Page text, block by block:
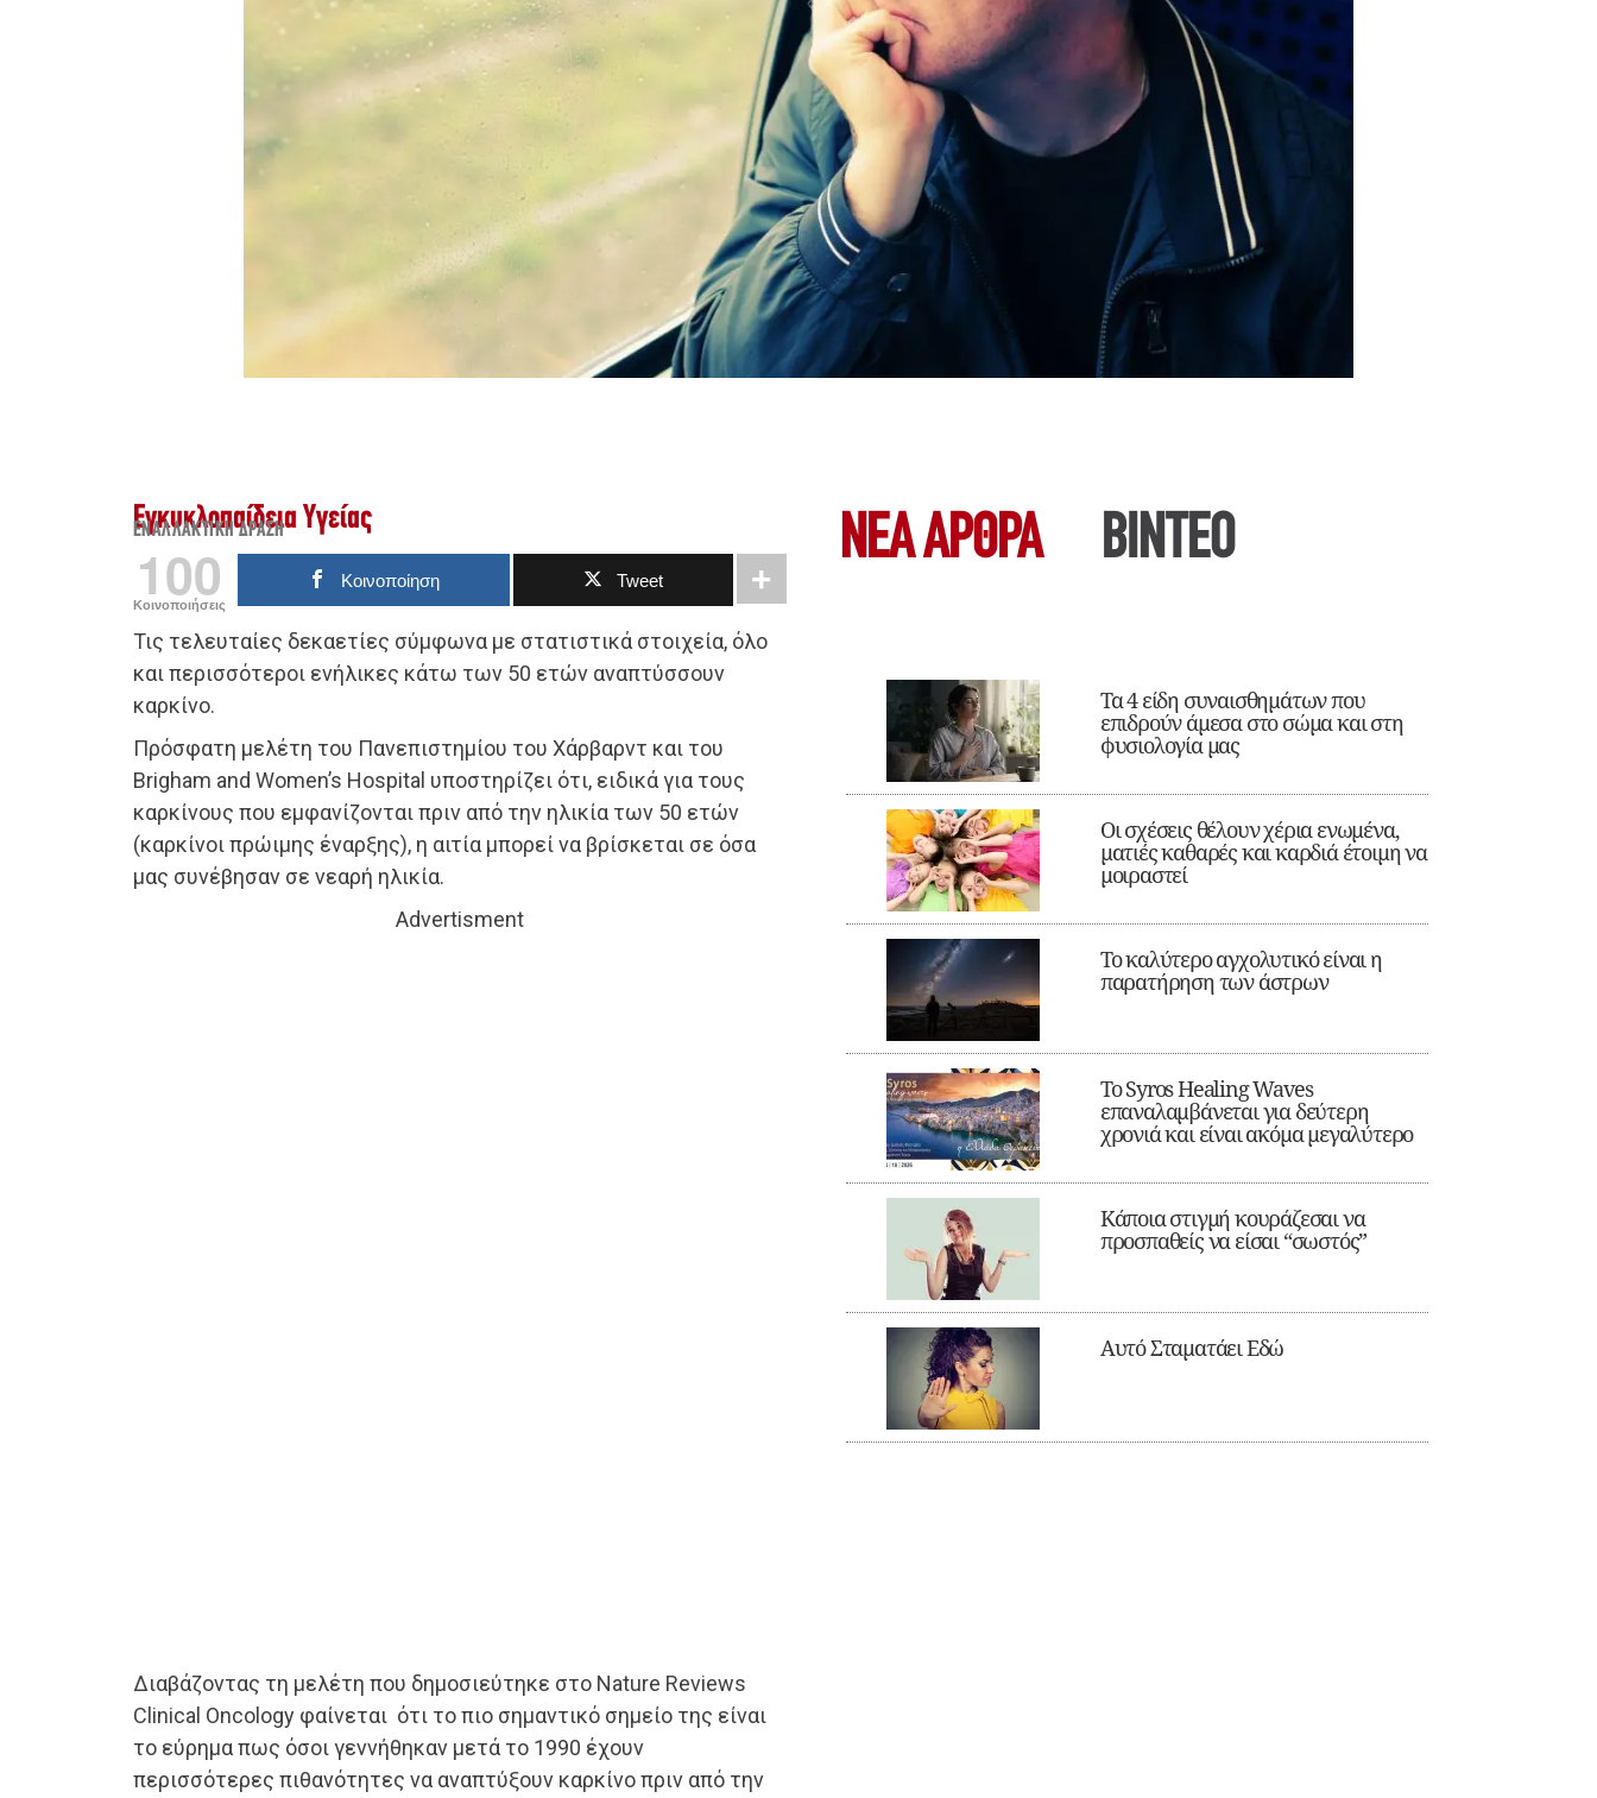
Εγκυκλοπαίδεια Υγείας
ΕΝΑΛΛΑΚΤΙΚΉ ΔΡΆΣΗ
100
Κοινοποιήσεις
Κοινοποίηση Tweet
Τις τελευταίες δεκαετίες σύμφωνα με στατιστικά στοιχεία, όλο
και περισσότεροι ενήλικες κάτω των 50 ετών αναπτύσσουν
καρκίνο.
Πρόσφατη μελέτη του Πανεπιστημίου του Χάρβαρντ και του
Brigham and Women’s Hospital υποστηρίζει ότι, ειδικά για τους
καρκίνους που εμφανίζονται πριν από την ηλικία των 50 ετών
(καρκίνοι πρώιμης έναρξης), η αιτία μπορεί να βρίσκεται σε όσα
μας συνέβησαν σε νεαρή ηλικία.
Advertisment
Διαβάζοντας τη μελέτη που δημοσιεύτηκε στο Nature Reviews
Clinical Oncology φαίνεται ότι το πιο σημαντικό σημείο της είναι
το εύρημα πως όσοι γεννήθηκαν μετά το 1990 έχουν
περισσότερες πιθανότητες να αναπτύξουν καρκίνο πριν από την
ΝΕΑ ΆΡΘΡΑ ΒΙΝΤΕΟ
Τα 4 είδη συναισθημάτων που
επιδρούν άμεσα στο σώμα και στη
φυσιολογία μας
Οι σχέσεις θέλουν χέρια ενωμένα,
ματιές καθαρές και καρδιά έτοιμη να
μοιραστεί
Το καλύτερο αγχολυτικό είναι η
παρατήρηση των άστρων
Το Syros Healing Waves
επαναλαμβάνεται για δεύτερη
χρονιά και είναι ακόμα μεγαλύτερο
Κάποια στιγμή κουράζεσαι να
προσπαθείς να είσαι “σωστός”
Αυτό Σταματάει Εδώ